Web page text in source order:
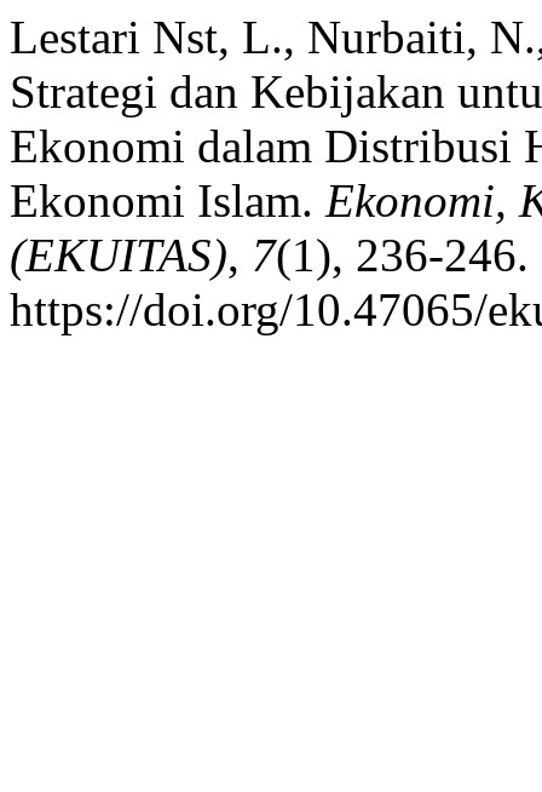
Lestari Nst, L., Nurbaiti,
Strategi dan Kebijakan
Ekonomi dalam Distribusi
Ekonomi Islam. Ekonomi,
(EKUITAS), 7(1), 236-246.
https://doi.org/10.47065/